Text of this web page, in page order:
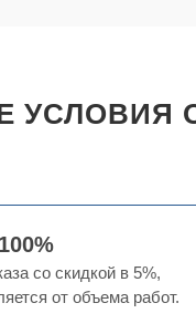
УСЛОВИЯ
со скидкой в 5%,
от объема работ.